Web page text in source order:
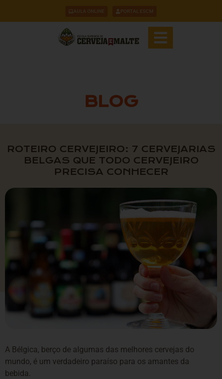
AULA ONLINE PORTAL ESCM
BLOG
ROTEIRO CERVEJEIRO: 7 CERVEJARIAS
BELGAS QUE TODO CERVEJEIRO
PRECISA CONHECER
A Bélgica, berço de algumas das melhores cervejas do
mundo, é um verdadeiro paraíso para os amantes da
bebida.